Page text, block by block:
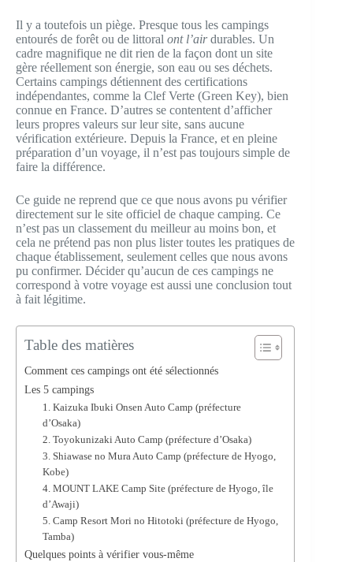
Il y a toutefois un piège. Presque tous les campings
entourés de forêt ou de littoral ont l’airdurables. Un
cadre magnifique ne dit rien de la façon dont un site
gère réellement son énergie, son eau ou ses déchets.
Certains campings détiennent des certifications
indépendantes, comme la Clef Verte (Green Key), bien
connue en France. D’autres se contentent d’afficher
leurs propres valeurs sur leur site, sans aucune
vérification extérieure. Depuis la France, et en pleine
préparation d’un voyage, il n’est pas toujours simple de
faire la différence.
Ce guide ne reprend que ce que nous avons pu vérifier
directement sur le site officiel de chaque camping. Ce
n’est pas un classement du meilleur au moins bon, et
cela ne prétend pas non plus lister toutes les pratiques de
chaque établissement, seulement celles que nous avons
pu confirmer. Décider qu’aucun de ces campings ne
correspond à votre voyage est aussi une conclusion tout
à fait légitime.
Table des matières
Comment ces campings ont été sélectionnés
Les 5 campings
1. Kaizuka Ibuki Onsen Auto Camp (préfecture
d’Osaka)
2. Toyokunizaki Auto Camp (préfecture d’Osaka)
3. Shiawase no Mura Auto Camp (préfecture de Hyogo,
Kobe)
4. MOUNT LAKE Camp Site (préfecture de Hyogo, île
d’Awaji)
5. Camp Resort Mori no Hitotoki (préfecture de Hyogo,
Tamba)
Quelques points à vérifier vous-même